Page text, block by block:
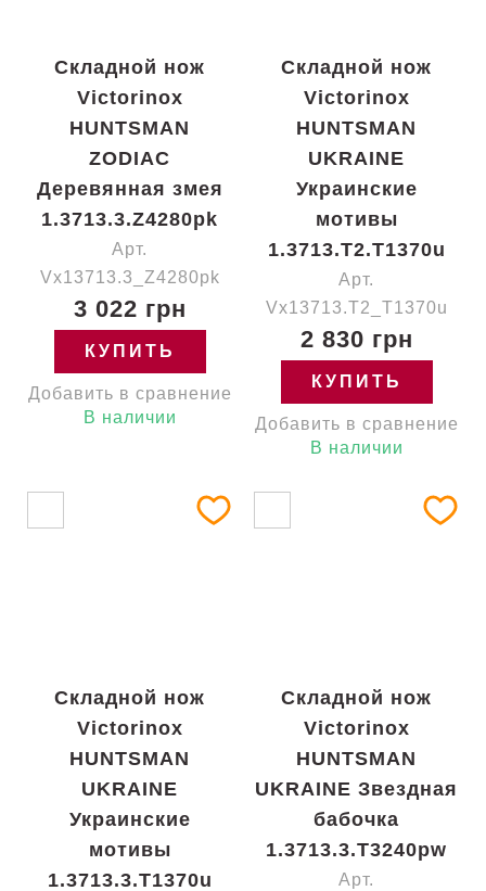
Складной нож
Victorinox
HUNTSMAN
ZODIAC
Деревянная змея
1.3713.3.Z4280pk
Арт.
Vx13713.3_Z4280pk
3 022 грн
КУПИТЬ
Добавить в сравнение
В наличии
Складной нож
Victorinox
HUNTSMAN
UKRAINE
Украинские
мотивы
1.3713.T2.T1370u
Арт.
Vx13713.T2_T1370u
2 830 грн
КУПИТЬ
Добавить в сравнение
В наличии
Складной нож
Victorinox
HUNTSMAN
UKRAINE
Украинские
мотивы
1.3713.3.T1370u
Складной нож
Victorinox
HUNTSMAN
UKRAINE Звездная
бабочка
1.3713.3.T3240pw
Арт.